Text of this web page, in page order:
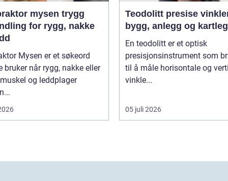
mysen trygg
for rygg, nakke
Mysen er et søkeord
bruker når rygg, nakke eller
og leddplager
Teodolitt presise vinkler for
bygg, anlegg og
En teodolitt er et optisk
presisjonsinstrument som
til å måle horisontale og
vinkle...
05 juli 2026